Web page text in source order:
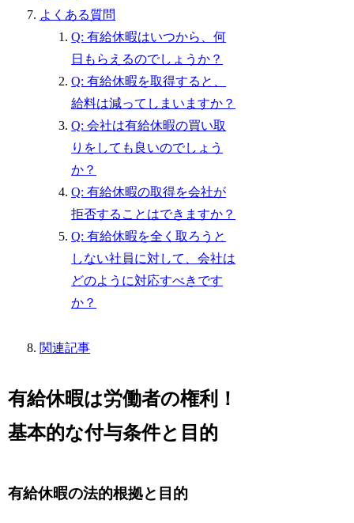
よくある質問
Q: 有給休暇はいつから、何
日もらえるのでしょうか？
Q: 有給休暇を取得すると、
給料は減ってしまいますか？
Q: 会社は有給休暇の買い取
りをしても良いのでしょう
か？
Q: 有給休暇の取得を会社が
拒否することはできますか？
Q: 有給休暇を全く取ろうと
しない社員に対して、会社は
どのように対応すべきです
か？
関連記事
有給休暇は労働者の権利！
基本的な付与条件と目的
有給休暇の法的根拠と目的